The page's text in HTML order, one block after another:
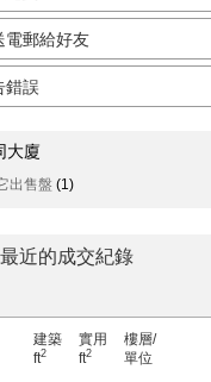
電郵給好友
錯誤
大廈
出售盤 (1)
近的成交紀錄
建築
ft2
實用
ft2
樓層/
單位